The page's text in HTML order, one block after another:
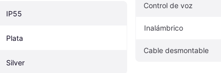
IP55
Plata
Silver
Control de voz
Inalámbrico
Cable desmontable